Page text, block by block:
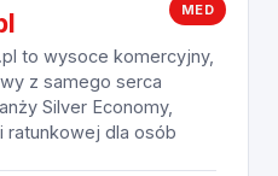
MED
to wysoce komercyjny,
z samego serca
Silver Economy,
ratunkowej dla osób